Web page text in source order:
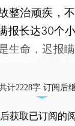
整治顽疾，
报长达30个
生命，迟报
计2228字 订阅后
后获取已订阅的